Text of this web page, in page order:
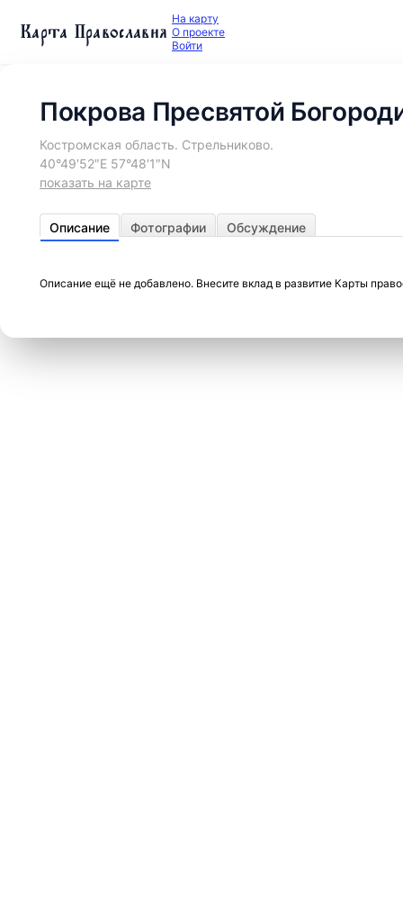
Карта Православия На карту
О проекте
Войти
Покрова Пресвятой
Костромская область. Стрельниково.
40°49′52″E 57°48′1″N
показать на карте
Описание Фотографии Обсуждение
Описание ещё не добавлено. Внесите вклад в развитие Карты